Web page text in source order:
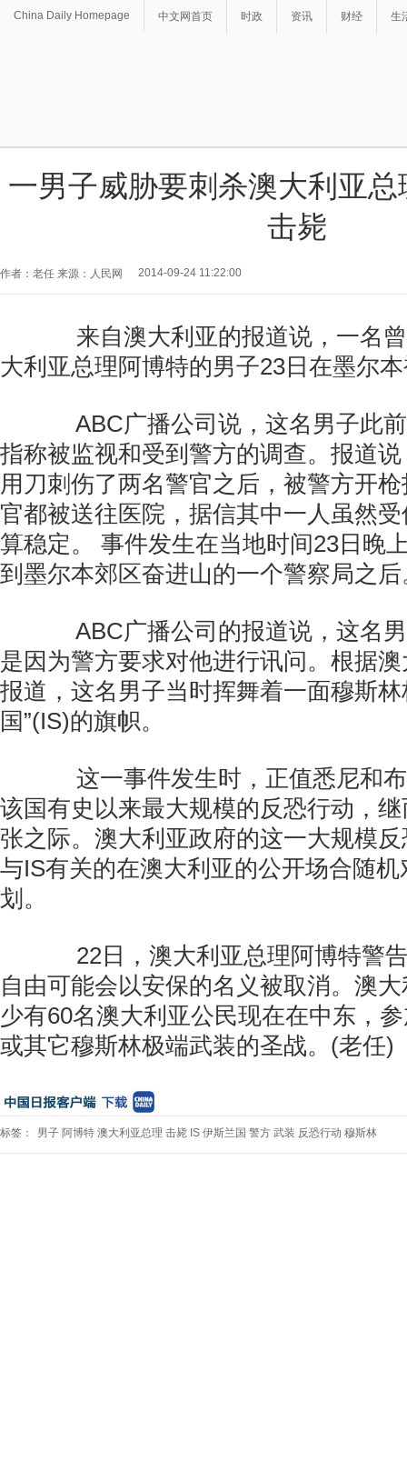
China Daily Homepage 中文网首页 时政 资讯 财经 生
一男子威胁要刺杀澳大利亚
击毙
作者：老任 来源：人民网 2014-09-24 11:22:00
来自澳大利亚的报道说，一名曾
大利亚总理阿博特的男子23日在墨尔
ABC广播公司说，这名男子此前
指称被监视和受到警方的调查。报道
用刀刺伤了两名警官之后，被警方开
官都被送往医院，据信其中一人虽然
算稳定。 事件发生在当地时间23日晚
到墨尔本郊区奋进山的一个警察局之后
ABC广播公司的报道说，这名男
是因为警方要求对他进行讯问。根据
报道，这名男子当时挥舞着一面穆斯
国”(IS)的旗帜。
这一事件发生时，正值悉尼和布
该国有史以来最大规模的反恐行动，
张之际。澳大利亚政府的这一大规模
与IS有关的在澳大利亚的公开场合随
划。
22日，澳大利亚总理阿博特警告
自由可能会以安保的名义被取消。澳
少有60名澳大利亚公民现在在中东，参
或其它穆斯林极端武装的圣战。(老任)
标签： 男子 阿博特 澳大利亚总理 击毙 IS 伊斯兰国 警方 武装 反恐行动 穆斯林